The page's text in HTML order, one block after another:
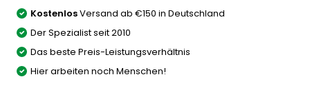
KostenlosVersand ab €150 in Deutschland
Der Spezialist seit 2010
Das beste Preis-Leistungsverhältnis
Hier arbeiten noch Menschen!